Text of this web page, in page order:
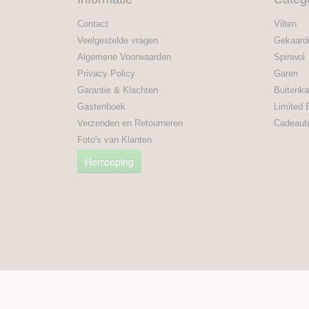
Contact
Veelgestelde vragen
Algemene Voorwaarden
Privacy Policy
Garantie & Klachten
Gastenboek
Verzenden en Retourneren
Foto's van Klanten
Herroeping
Vilten
Spinwol
Garen
Limited